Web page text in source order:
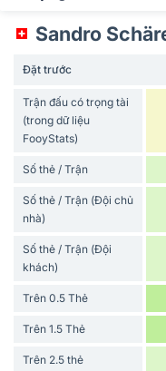
Sandro
Đặt trước
Trận đấu có trọng tài
(trong dữ liệu
FooyStats)
Số thẻ / Trận
Số thẻ / Trận (Đội chủ
nhà)
Số thẻ / Trận (Đội
khách)
Trên 0.5 Thẻ
Trên 1.5 Thẻ
Trên 2.5 thẻ